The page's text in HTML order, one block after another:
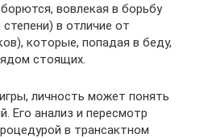
вовлекая в борьбу
в отличие от
которые, попадая в беду,
стоящих.
личность может понять
Его анализ и пересмотр
в трансактном